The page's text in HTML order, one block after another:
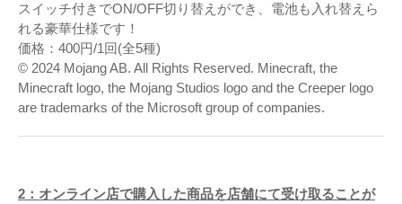
スイッチ付きでON/OFF切り替えができ、電池も入れ替えら
れる豪華仕様です！
価格：400円/1回(全5種)
© 2024 Mojang AB. All Rights Reserved. Minecraft, the
Minecraft logo, the Mojang Studios logo and the Creeper logo
are trademarks of the Microsoft group of companies.
2：オンライン店で購入した商品を店舗にて受け取ることが